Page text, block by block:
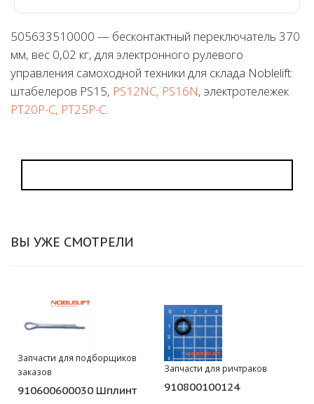
505633510000 — бесконтактный переключатель 370
мм, вес 0,02 кг, для электронного рулевого
управления самоходной техники для склада Noblelift:
штабелеров PS15, PS12NC, PS16N, электротележек
PT20P-C, PT25P-C.
ВЫ УЖЕ СМОТРЕЛИ
Запчасти для подборщиков
заказов
910600600030 Шплинт
Запчасти для ричтраков
910800100124